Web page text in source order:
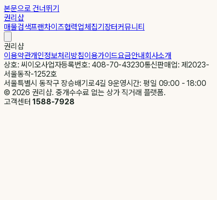
본문으로 건너뛰기
권리샵
매물검색프랜차이즈협력업체집기장터커뮤니티
권리샵
이용약관개인정보처리방침이용가이드요금안내회사소개
상호: 씨이오사업자등록번호: 408-70-43230통신판매업: 제2023-
서울동작-1252호
서울특별시 동작구 장승배기로4길 9운영시간: 평일 09:00 - 18:00
© 2026 권리샵. 중개수수료 없는 상가 직거래 플랫폼.
고객센터1588-7928